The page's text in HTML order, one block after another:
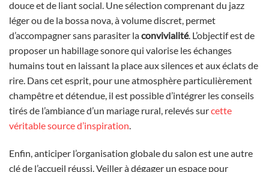
douce et de liant social. Une sélection comprenant du jazz
léger ou de la bossa nova, à volume discret, permet
d’accompagner sans parasiter laconvivialité. L’objectif est de
proposer un habillage sonore qui valorise les échanges
humains tout en laissant la place aux silences et aux éclats de
rire. Dans cet esprit, pour une atmosphère particulièrement
champêtre et détendue, il est possible d’intégrer les conseils
tirés de l’ambiance d’un mariage rural, relevés surcette
véritable source d’inspiration.
Enfin, anticiper l’organisation globale du salon est une autre
clé de l’accueil réussi. Veiller à dégager un espace pour